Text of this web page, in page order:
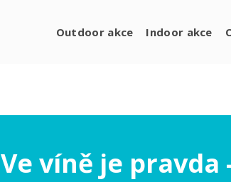
Outdoor akce Indoor akce
Ve víně je pravda